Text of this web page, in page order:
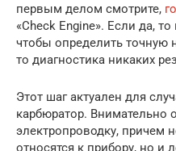
первым делом смотрите,
«Check Engine». Если да,
чтобы определить точную
то диагностика никаких
Этот шаг актуален для
карбюратор. Внимательно
электропроводку, причем
относятся к прибору, но и